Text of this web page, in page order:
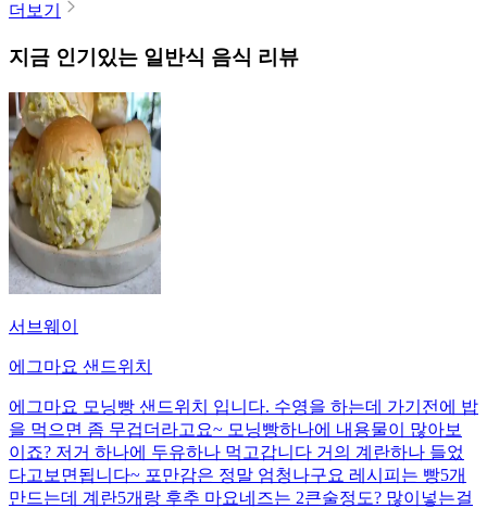
더보기
지금 인기있는 일반식 음식 리뷰
서브웨이
에그마요 샌드위치
에그마요 모닝빵 샌드위치 입니다. 수영을 하는데 가기전에 밥
을 먹으면 좀 무겁더라고요~ 모닝빵하나에 내용물이 많아보
이죠? 저거 하나에 두유하나 먹고갑니다 거의 계란하나 들었
다고보면됩니다~ 포만감은 정말 엄청나구요 레시피는 빵5개
만드는데 계란5개랑 후추 마요네즈는 2큰술정도? 많이넣는걸